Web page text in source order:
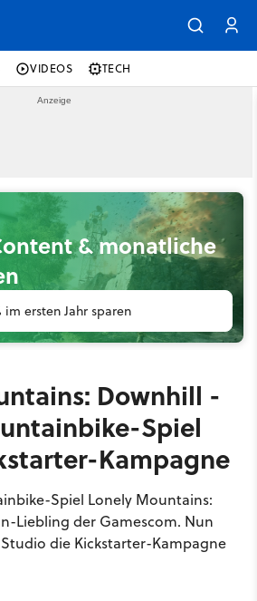
VIDEOS TECH
& monatliche
im ersten Jahr sparen
Downhill -
Spiel
Kampagne
Spiel Lonely Mountains:
Liebling der Gamescom. Nun
die Kickstarter-Kampagne